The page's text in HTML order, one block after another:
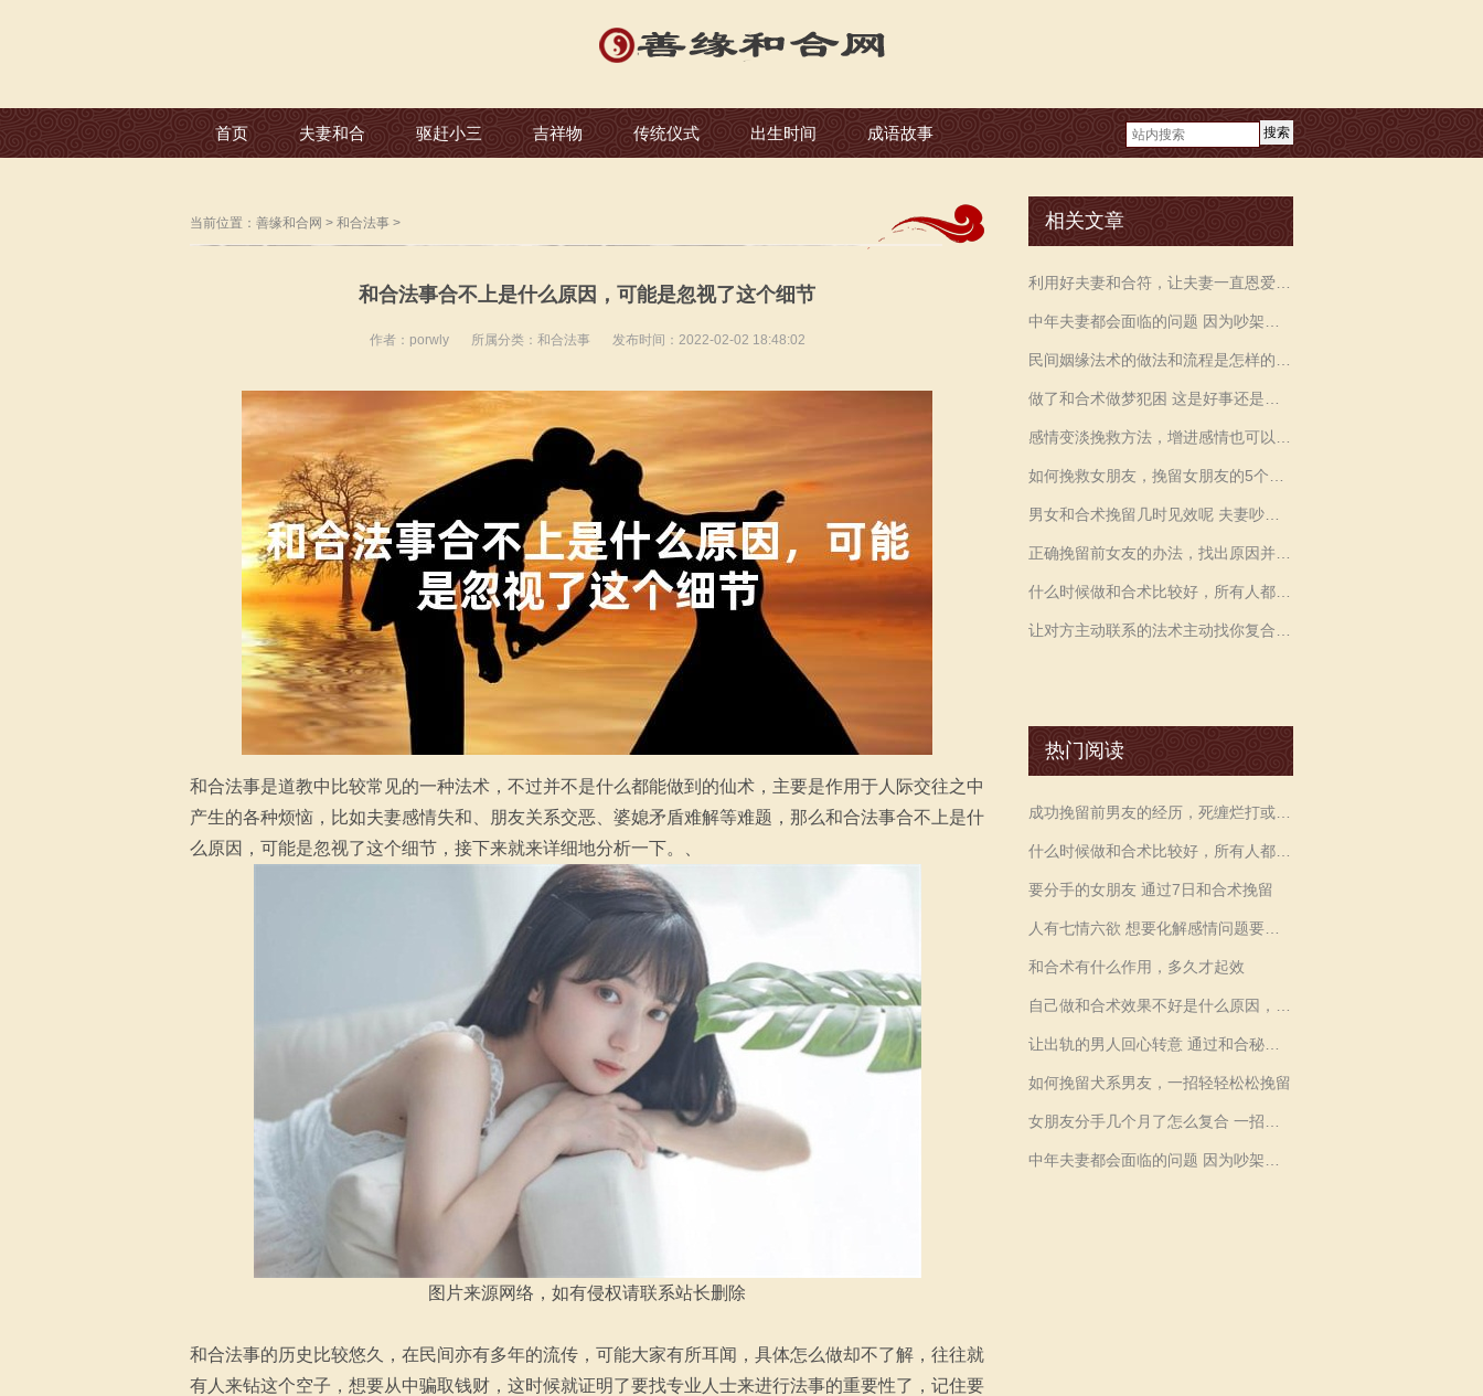
搜索
首页 夫妻和合 驱赶小三 吉祥物 传统仪式 出生时间 成语故事
当前位置： 善缘和合网 > 和合法事 >
和合法事合不上是什么原因，可能是忽视了这个细节
作者：porwly 所属分类： 和合法事 发布时间：2022-02-02 18:48:02
和合法事是道教中比较常见的一种法术，不过并不是什么都能做到的仙术，主要是作用于人际交往之中
产生的各种烦恼，比如夫妻感情失和、朋友关系交恶、婆媳矛盾难解等难题，那么和合法事合不上是什
么原因，可能是忽视了这个细节，接下来就来详细地分析一下。、
图片来源网络，如有侵权请联系站长删除
和合法事的历史比较悠久，在民间亦有多年的流传，可能大家有所耳闻，具体怎么做却不了解，往往就
有人来钻这个空子，想要从中骗取钱财，这时候就证明了要找专业人士来进行法事的重要性了，记住要
相关文章
热门阅读
要分手的女朋友 通过7日和合术挽留
和合术有什么作用，多久才起效
如何挽留犬系男友，一招轻轻松松挽留